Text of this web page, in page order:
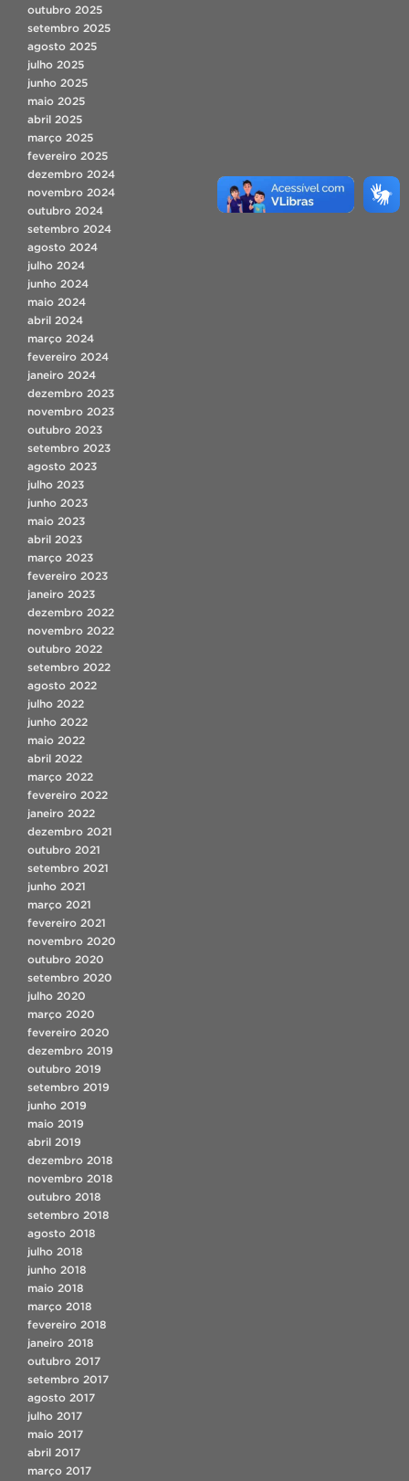
outubro 2025
setembro 2025
agosto 2025
julho 2025
junho 2025
maio 2025
abril 2025
março 2025
fevereiro 2025
dezembro 2024
novembro 2024
outubro 2024
setembro 2024
agosto 2024
julho 2024
junho 2024
maio 2024
abril 2024
março 2024
fevereiro 2024
janeiro 2024
dezembro 2023
novembro 2023
outubro 2023
setembro 2023
agosto 2023
julho 2023
junho 2023
maio 2023
abril 2023
março 2023
fevereiro 2023
janeiro 2023
dezembro 2022
novembro 2022
outubro 2022
setembro 2022
agosto 2022
julho 2022
junho 2022
maio 2022
abril 2022
março 2022
fevereiro 2022
janeiro 2022
dezembro 2021
outubro 2021
setembro 2021
junho 2021
março 2021
fevereiro 2021
novembro 2020
outubro 2020
setembro 2020
julho 2020
março 2020
fevereiro 2020
dezembro 2019
outubro 2019
setembro 2019
junho 2019
maio 2019
abril 2019
dezembro 2018
novembro 2018
outubro 2018
setembro 2018
agosto 2018
julho 2018
junho 2018
maio 2018
março 2018
fevereiro 2018
janeiro 2018
outubro 2017
setembro 2017
agosto 2017
julho 2017
maio 2017
abril 2017
março 2017